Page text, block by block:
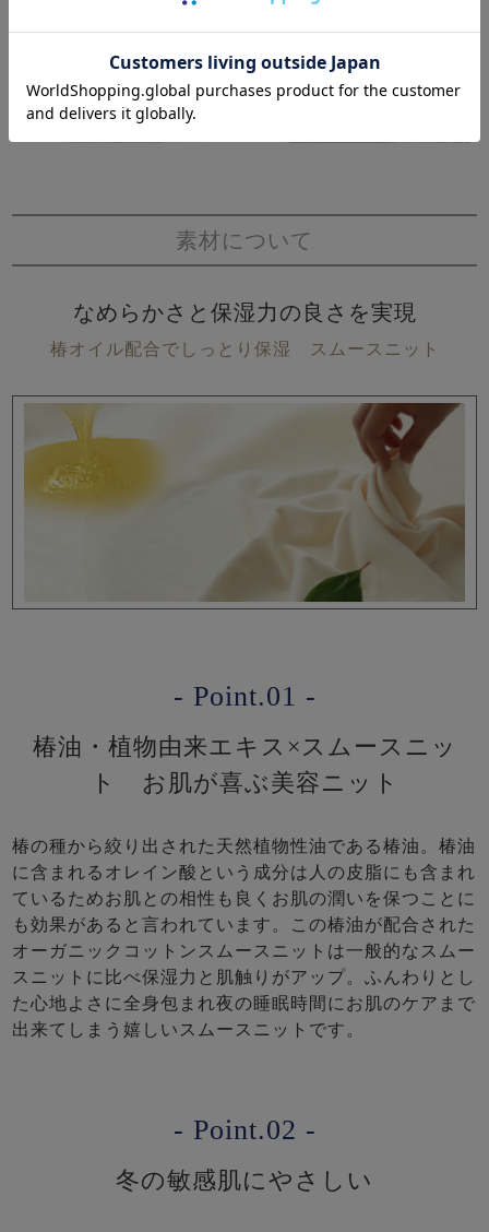
素材について
なめらかさと保湿力の良さを実現
椿オイル配合でしっとり保湿 スムースニット
- Point.01 -
椿油・植物由来エキス×スムースニッ
ト お肌が喜ぶ美容ニット
椿の種から絞り出された天然植物性油である椿油。椿油
に含まれるオレイン酸という成分は人の皮脂にも含まれ
ているためお肌との相性も良くお肌の潤いを保つことに
も効果があると言われています。この椿油が配合された
オーガニックコットンスムースニットは一般的なスムー
スニットに比べ保湿力と肌触りがアップ。ふんわりとし
た心地よさに全身包まれ夜の睡眠時間にお肌のケアまで
出来てしまう嬉しいスムースニットです。
- Point.02 -
冬の敏感肌にやさしい